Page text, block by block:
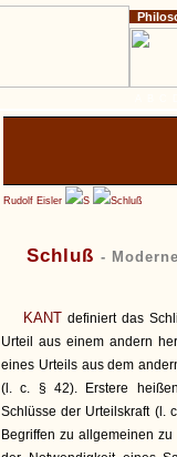
Rudolf Eisler S Schluß
Schluß - Moderne
KANT definiert das
Urteil aus einem andern
eines Urteils aus dem
(l. c. § 42). Erstere heißen
Schlüsse der Urteilskraft (l.
Begriffen zu allgemeinen